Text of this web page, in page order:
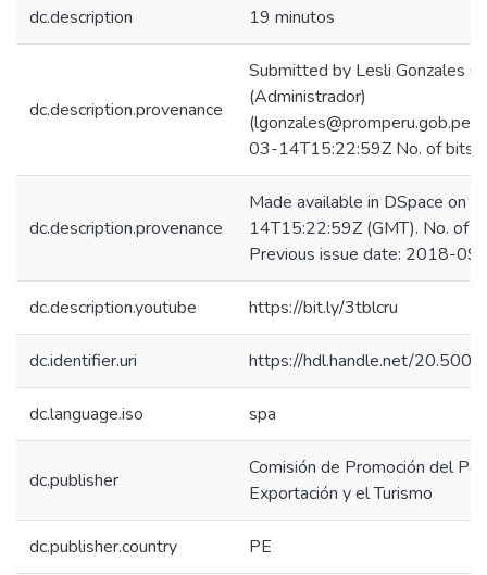
dc.description 19 minutos
dc.description.provenance
Submitted by Lesli Gonzales
(Administrador)
03-14T15:22:59Z No. of
dc.description.provenance
Made available in DSpace on
14T15:22:59Z (GMT). No. of
Previous issue date: 2018-
dc.description.youtube https://bit.ly/3tblcru
dc.identifier.uri https://hdl.handle.net/
dc.language.iso spa
dc.publisher
Comisión de Promoción del
Exportación y el Turismo
dc.publisher.country PE